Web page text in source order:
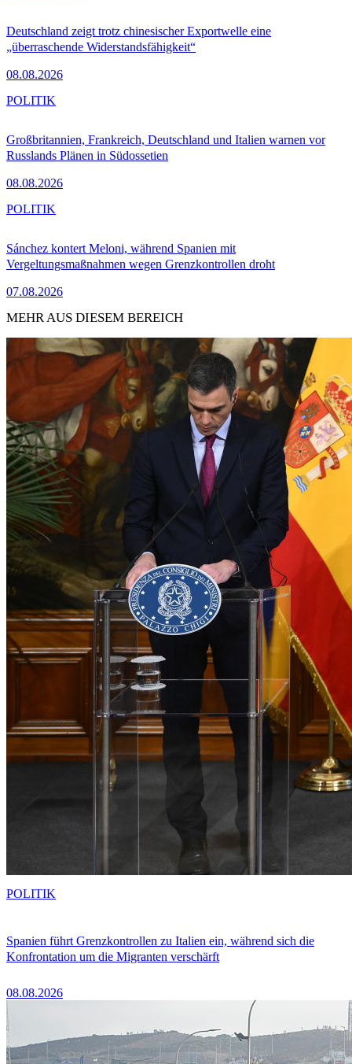
Deutschland zeigt trotz chinesischer Exportwelle eine
„überraschende Widerstandsfähigkeit“
08.08.2026
Großbritannien, Frankreich, Deutschland und Italien warnen vor
Russlands Plänen in Südossetien
08.08.2026
POLITIK
Sánchez kontert Meloni, während Spanien mit
Vergeltungsmaßnahmen wegen Grenzkontrollen droht
07.08.2026
POLITIK
MEHR AUS DIESEM BEREICH
Spanien führt Grenzkontrollen zu Italien ein, während sich die
Konfrontation um die Migranten verschärft
08.08.2026
POLITIK